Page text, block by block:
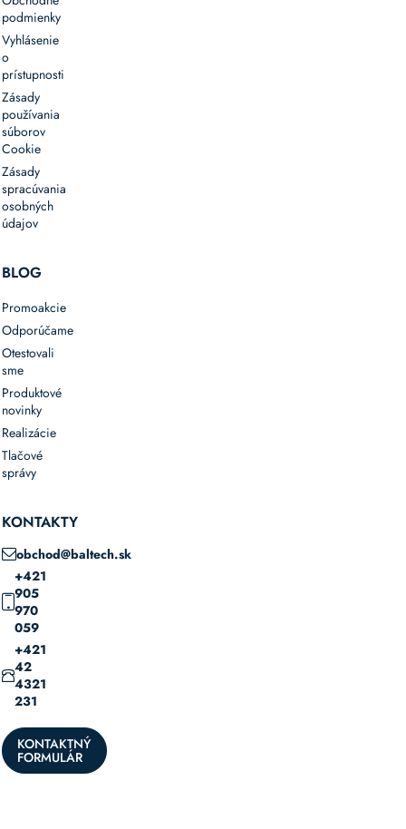
podmienky
Vyhlásenie
o
prístupnosti
Zásady
používania
súborov
Cookie
Zásady
spracúvania
osobných
údajov
BLOG
Promoakcie
Odporúčame
Otestovali
sme
Produktové
novinky
Realizácie
Tlačové
správy
KONTAKTY
obchod@baltech.sk
+421
905
970
059
+421
42
4321
231
KONTAKTNÝ
FORMULÁR